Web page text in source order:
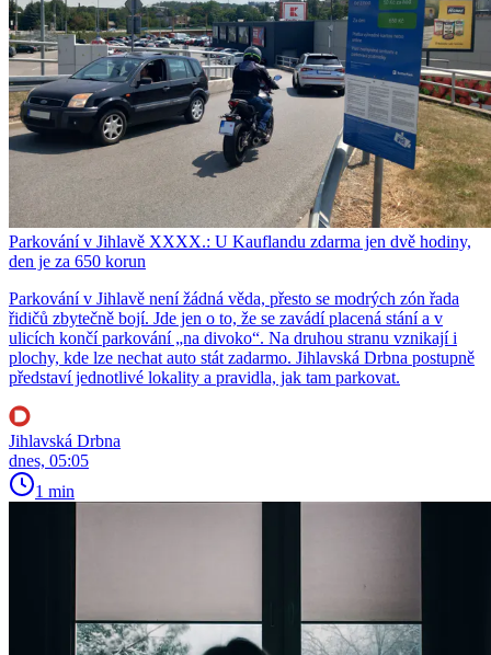
Parkování v Jihlavě XXXX.: U Kauflandu zdarma jen dvě hodiny,
den je za 650 korun
Parkování v Jihlavě není žádná věda, přesto se modrých zón řada
řidičů zbytečně bojí. Jde jen o to, že se zavádí placená stání a v
ulicích končí parkování „na divoko“. Na druhou stranu vznikají i
plochy, kde lze nechat auto stát zadarmo. Jihlavská Drbna postupně
představí jednotlivé lokality a pravidla, jak tam parkovat.
Jihlavská Drbna
dnes, 05:05
1 min